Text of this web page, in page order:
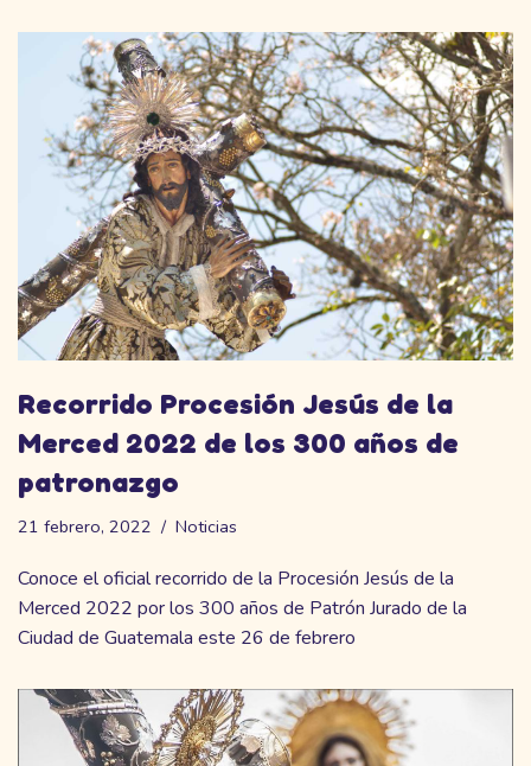
Recorrido Procesión Jesús de la
Merced 2022 de los 300 años de
patronazgo
21 febrero, 2022 Noticias
Conoce el oficial recorrido de la Procesión Jesús de la
Merced 2022 por los 300 años de Patrón Jurado de la
Ciudad de Guatemala este 26 de febrero